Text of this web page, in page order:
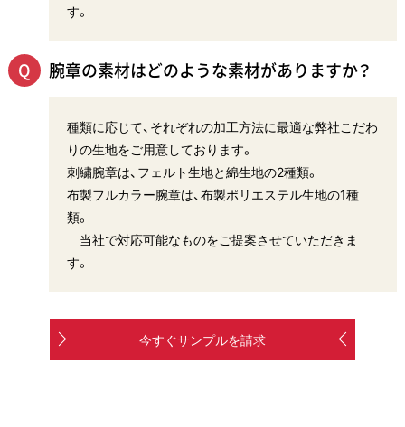
す。
腕章の素材はどのような素材がありますか？
種類に応じて、それぞれの加工方法に最適な弊社こだわ
りの生地をご用意しております。
刺繍腕章は、フェルト生地と綿生地の2種類。
布製フルカラー腕章は、布製ポリエステル生地の1種
類。
当社で対応可能なものをご提案させていただきま
す。
今すぐサンプルを請求